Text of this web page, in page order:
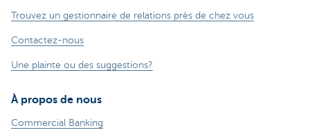
Trouvez un gestionnaire de relations près de chez vous
Contactez-nous
Une plainte ou des suggestions?
À propos de nous
Commercial Banking